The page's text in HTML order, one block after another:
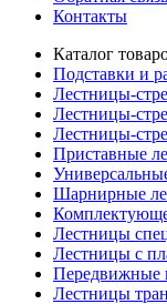
Контакты
Каталог
Подставки и
Лестницы-
Лестницы-
Лестницы-
Приставные
Шарнирные
Лестницы
Лестницы с
Передвижные
Лестницы